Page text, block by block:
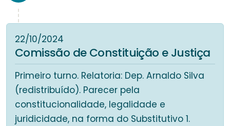
22/10/2024
Comissão de Constituição e Justiça
Primeiro turno. Relatoria: Dep. Arnaldo Silva
(redistribuído). Parecer pela
constitucionalidade, legalidade e
juridicidade, na forma do Substitutivo 1.